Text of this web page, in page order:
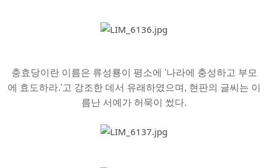
충효당이란 이름은 류성룡이 평소에 '나라에 충성하고 부모
에 효도하라.'고 강조한 데서 유래하였으며, 현판의 글씨는 이
름난 서예가 허묵이 썼다.